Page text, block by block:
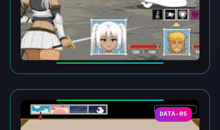
DATA-05